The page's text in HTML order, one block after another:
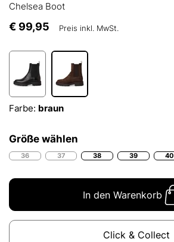
Chelsea Boot
€ 99,95 Preis inkl. MwSt.
Farbe: braun
Größe wählen
36 37 38 39 40
In den Warenkorb
Click & Collect